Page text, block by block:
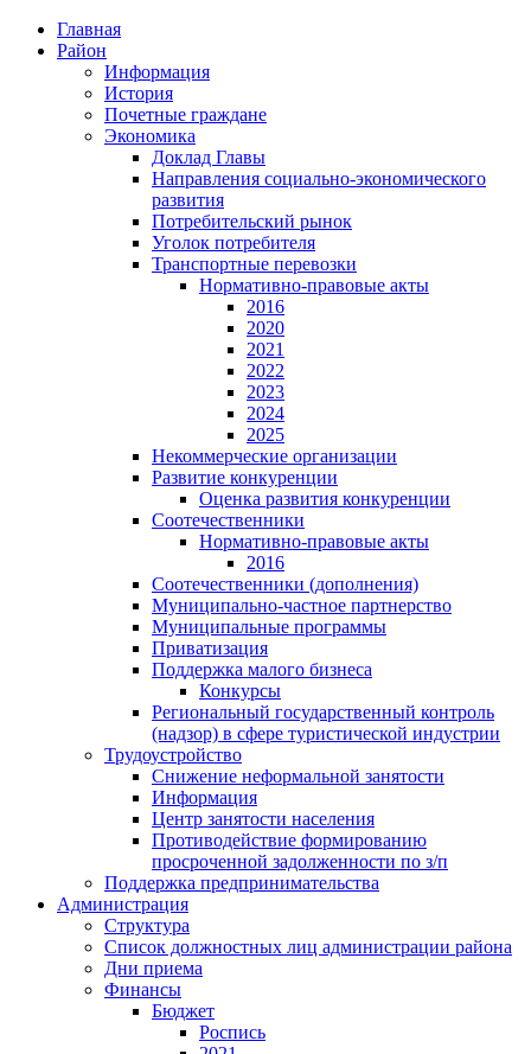
Главная
Район
Информация
История
Почетные граждане
Экономика
Доклад Главы
Направления социально-экономического
развития
Потребительский рынок
Уголок потребителя
Транспортные перевозки
Нормативно-правовые акты
2016
2020
2021
2022
2023
2024
2025
Некоммерческие организации
Развитие конкуренции
Оценка развития конкуренции
Соотечественники
Нормативно-правовые акты
2016
Соотечественники (дополнения)
Муниципально-частное партнерство
Муниципальные программы
Приватизация
Поддержка малого бизнеса
Конкурсы
Региональный государственный контроль
(надзор) в сфере туристической индустрии
Трудоустройство
Снижение неформальной занятости
Информация
Центр занятости населения
Противодействие формированию
просроченной задолженности по з/п
Поддержка предпринимательства
Администрация
Структура
Список должностных лиц администрации района
Дни приема
Финансы
Бюджет
Роспись